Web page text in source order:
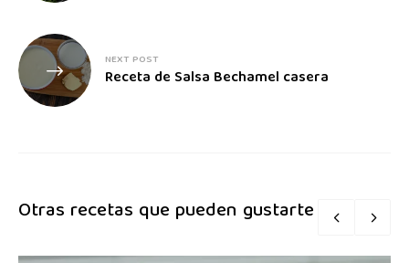
NEXT POST
Receta de Salsa Bechamel casera
Otras recetas que pueden gustarte